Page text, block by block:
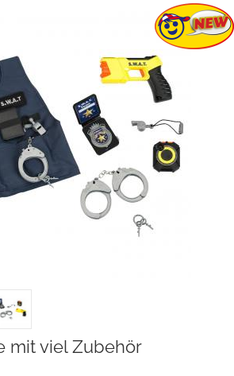
mit viel Zubehör